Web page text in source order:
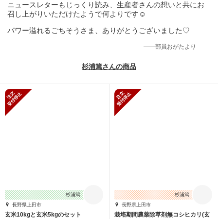
ニュースレターもじっくり読み、生産者さんの想いと共にお
召し上がりいただけたようで何よりです☺️
パワー溢れるごちそうさま、ありがとうございました♡
——部員おがたより
杉浦篤さんの商品
杉浦篤
長野県上田市
玄米10kgと玄米5kgのセット
杉浦篤
長野県上田市
栽培期間農薬除草剤無コシヒカリ(玄